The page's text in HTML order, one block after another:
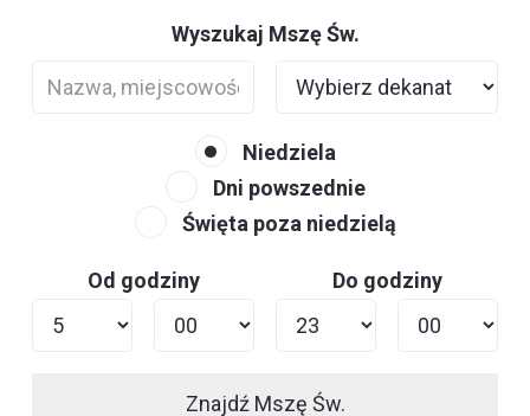
Wyszukaj Mszę Św.
Niedziela
Dni powszednie
Święta poza niedzielą
Od godziny Do godziny
Znajdź Mszę Św.